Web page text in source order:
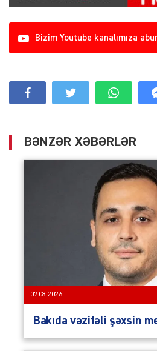
Bizim Youtube kanalımıza
BƏNZƏR XƏBƏRLƏR
07.08.2026
Bakıda vəzifəli şəxsin